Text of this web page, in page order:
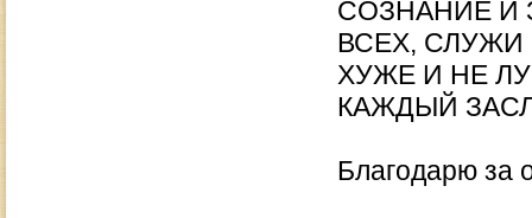
СОЗНАНИЕ И
ВСЕХ,
ХУЖЕ И НЕ
КАЖДЫЙ
Благодарю за